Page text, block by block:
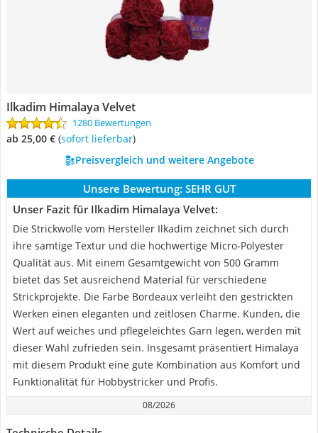
Ilkadim Himalaya Velvet
1280 Bewertungen
ab 25,00 € ( Sofort lieferbar)
Preisvergleich und weitere Angebote
Unsere Bewertung: SEHR GUT
Unser Fazit für Ilkadim Himalaya Velvet:
Die Strickwolle vom Hersteller Ilkadim zeichnet sich durch
ihre samtige Textur und die hochwertige Micro-Polyester
Qualität aus. Mit einem Gesamtgewicht von 500 Gramm
bietet das Set ausreichend Material für verschiedene
Strickprojekte. Die Farbe Bordeaux verleiht den gestrickten
Werken einen eleganten und zeitlosen Charme. Kunden, die
Wert auf weiches und pflegeleichtes Garn legen, werden mit
dieser Wahl zufrieden sein. Insgesamt präsentiert Himalaya
mit diesem Produkt eine gute Kombination aus Komfort und
Funktionalität für Hobbystricker und Profis.
08/2026